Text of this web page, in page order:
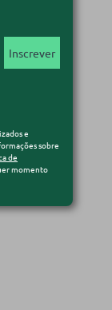
e
sobre
de
momento